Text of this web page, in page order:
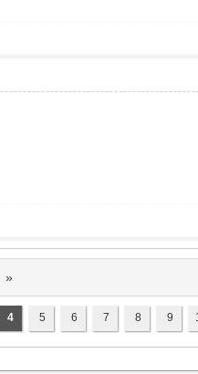
»
4 5 6 7 8 9